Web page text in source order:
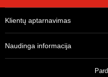
Klientų aptarnavimas
Naudinga informacija